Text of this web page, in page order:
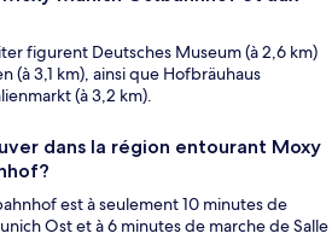
figurent Deutsches Museum (à 2,6 km)
(à 3,1 km), ainsi que Hofbräuhaus
(à 3,2 km).
dans la région entourant Moxy
est à seulement 10 minutes de
Ost et à 6 minutes de marche de Salle